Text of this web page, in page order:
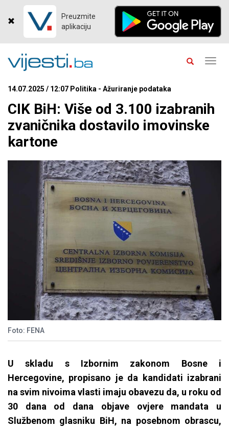
Preuzmite
aplikaciju
14.07.2025 / 12:07 Politika - Ažuriranje podataka
CIK BiH: Više od 3.100 izabranih
zvaničnika dostavilo imovinske
kartone
Foto: FENA
U skladu s Izbornim zakonom Bosne i
Hercegovine, propisano je da kandidati izabrani
na svim nivoima vlasti imaju obavezu da, u roku od
30 dana od dana objave ovjere mandata u
Službenom glasniku BiH, na posebnom obrascu,